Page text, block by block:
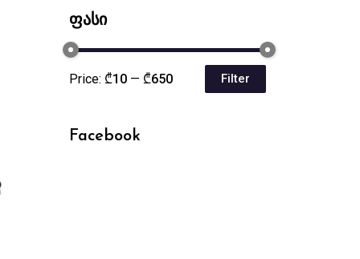
ფასი
Min
Max
Filter
Price: ₾10 — ₾650
Facebook